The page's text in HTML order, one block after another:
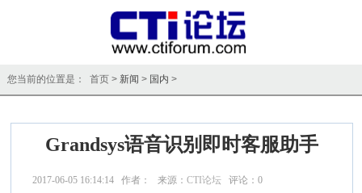
您当前的位置是： 首页 > 新闻 > 国内 >
Grandsys语音识别即时客服助手
2017-06-05 16:14:14 作者： 来源：CTI论坛 评论：0